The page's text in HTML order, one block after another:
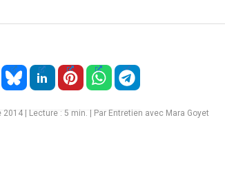
2014|Lecture : 5 min. | Par Entretien avec Mara Goyet